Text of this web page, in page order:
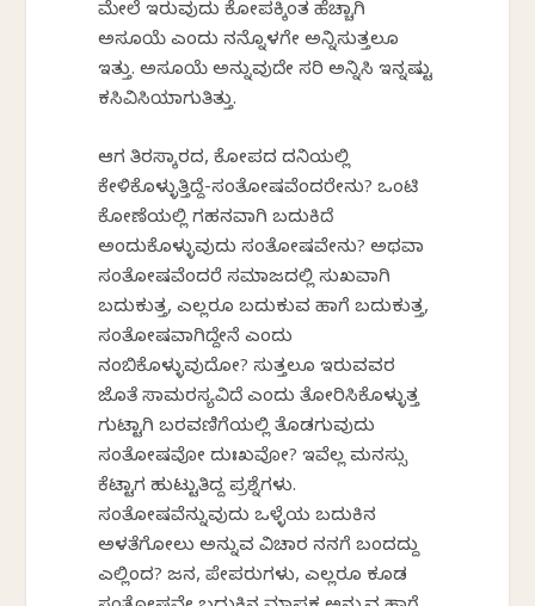
ಮೇಲೆ ಇರುವುದು ಕೋಪಕ್ಕಿಂತ ಹೆಚ್ಚಾಗಿ
ಅಸೂಯೆ ಎಂದು ನನ್ನೊಳಗೇ ಅನ್ನಿಸುತ್ತಲೂ
ಇತ್ತು. ಅಸೂಯೆ ಅನ್ನುವುದೇ ಸರಿ ಅನ್ನಿಸಿ ಇನ್ನಷ್ಟು
ಕಸಿವಿಸಿಯಾಗುತಿತ್ತು.
ಆಗ ತಿರಸ್ಕಾರದ, ಕೋಪದ ದನಿಯಲ್ಲಿ
ಕೇಳಿಕೊಳ್ಳುತ್ತಿದ್ದೆ-ಸಂತೋಷವೆಂದರೇನು? ಒಂಟಿ
ಕೋಣೆಯಲ್ಲಿ ಗಹನವಾಗಿ ಬದುಕಿದೆ
ಅಂದುಕೊಳ್ಳುವುದು ಸಂತೋಷವೇನು? ಅಥವಾ
ಸಂತೋಷವೆಂದರೆ ಸಮಾಜದಲ್ಲಿ ಸುಖವಾಗಿ
ಬದುಕುತ್ತ, ಎಲ್ಲರೂ ಬದುಕುವ ಹಾಗೆ ಬದುಕುತ್ತ,
ಸಂತೋಷವಾಗಿದ್ದೇನೆ ಎಂದು
ನಂಬಿಕೊಳ್ಳುವುದೋ? ಸುತ್ತಲೂ ಇರುವವರ
ಜೊತೆ ಸಾಮರಸ್ಯವಿದೆ ಎಂದು ತೋರಿಸಿಕೊಳ್ಳುತ್ತ
ಗುಟ್ಟಾಗಿ ಬರವಣಿಗೆಯಲ್ಲಿ ತೊಡಗುವುದು
ಸಂತೋಷವೋ ದುಃಖವೋ? ಇವೆಲ್ಲ ಮನಸ್ಸು
ಕೆಟ್ಟಾಗ ಹುಟ್ಟುತಿದ್ದ ಪ್ರಶ್ನೆಗಳು.
ಸಂತೋಷವೆನ್ನುವುದು ಒಳ್ಳೆಯ ಬದುಕಿನ
ಅಳತೆಗೋಲು ಅನ್ನುವ ವಿಚಾರ ನನಗೆ ಬಂದದ್ದು
ಎಲ್ಲಿಂದ? ಜನ, ಪೇಪರುಗಳು, ಎಲ್ಲರೂ ಕೂಡ